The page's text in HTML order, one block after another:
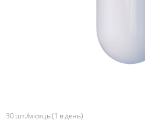
30 шт./місяць (1 в день)